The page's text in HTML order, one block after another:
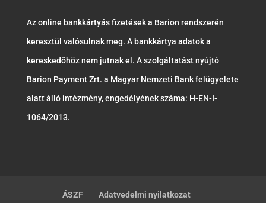
Az online bankkártyás fizetések a Barion rendszerén
keresztül valósulnak meg. A bankkártya adatok a
kereskedőhöz nem jutnak el. A szolgáltatást nyújtó
Barion Payment Zrt. a Magyar Nemzeti Bank felügyelete
alatt álló intézmény, engedélyének száma: H-EN-I-
1064/2013.
ÁSZF Adatvedelmi nyilatkozat